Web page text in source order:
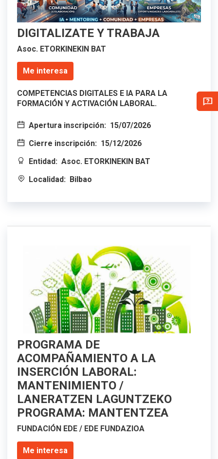
DIGITALIZATE Y TRABAJA
Asoc. ETORKINEKIN BAT
Me interesa
COMPETENCIAS DIGITALES E IA PARA LA
FORMACIÓN Y ACTIVACIÓN LABORAL.
Apertura inscripción: 15/07/2026
Cierre inscripción: 15/12/2026
Entidad: Asoc. ETORKINEKIN BAT
Localidad: Bilbao
PROGRAMA DE
ACOMPAÑAMIENTO A LA
INSERCIÓN LABORAL:
MANTENIMIENTO /
LANERATZEN LAGUNTZEKO
PROGRAMA: MANTENTZEA
FUNDACIÓN EDE / EDE FUNDAZIOA
Me interesa